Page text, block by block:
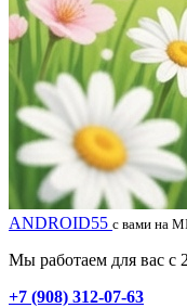
ANDROID55 с вами на
Мы работаем для вас с
+7 (908) 312-07-63